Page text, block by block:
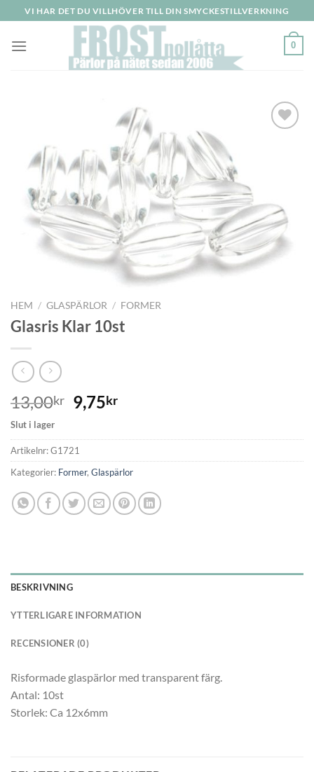
to
content
VI HAR DET DU VILLHÖVER TILL DIN SMYCKESTILLVERKNING
0
HEM / GLASPÄRLOR / FORMER
Glasris Klar 10st
13,00kr 9,75kr
Slut i lager
Artikelnr:G1721
Kategorier: Former, Glaspärlor
BESKRIVNING
YTTERLIGARE INFORMATION
RECENSIONER (0)
Risformade glaspärlor med transparent färg.
Antal: 10st
Storlek: Ca 12x6mm